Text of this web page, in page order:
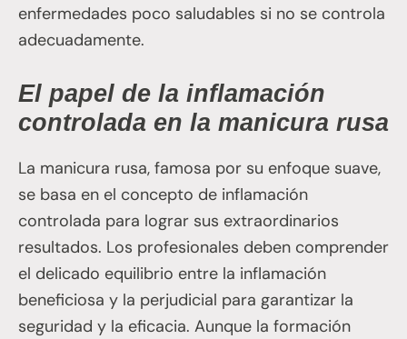
enfermedades poco saludables si no se controla
adecuadamente.
El papel de la inflamación
controlada en la manicura rusa
La manicura rusa, famosa por su enfoque suave,
se basa en el concepto de inflamación
controlada para lograr sus extraordinarios
resultados. Los profesionales deben comprender
el delicado equilibrio entre la inflamación
beneficiosa y la perjudicial para garantizar la
seguridad y la eficacia. Aunque la formación